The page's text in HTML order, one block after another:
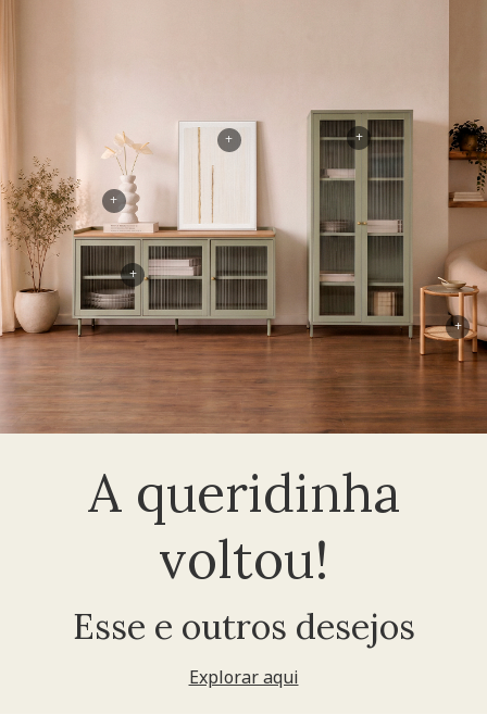
A queridinha
voltou!
Esse e outros desejos
Explorar aqui
+
+
+
+
+